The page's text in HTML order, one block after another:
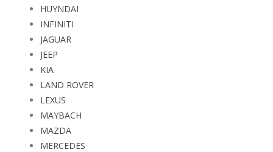
HUYNDAI
INFINITI
JAGUAR
JEEP
KIA
LAND ROVER
LEXUS
MAYBACH
MAZDA
MERCEDES